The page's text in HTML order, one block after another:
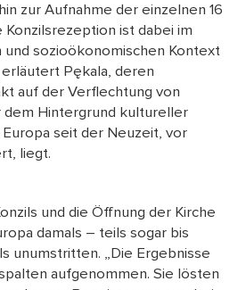
zur Aufnahme der einzelnen 16
ist dabei im
sozioökonomischen Kontext
Pękala, deren
auf der Verflechtung von
dem Hintergrund kultureller
seit der Neuzeit, vor
liegt.
und die Öffnung der Kirche
damals – teils sogar bis
unumstritten. „Die Ergebnisse
aufgenommen. Sie lösten